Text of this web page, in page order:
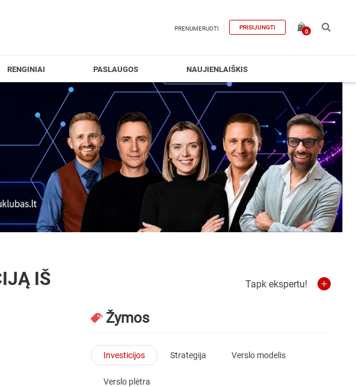
PRENUMERUOTI PRISIJUNGTI
0
RENGINIAI PASLAUGOS NAUJIENLAIŠKIS
IŠ
Tapk ekspertu!
Žymos
Investicijos Strategija Verslo modelis
Verslo plėtra